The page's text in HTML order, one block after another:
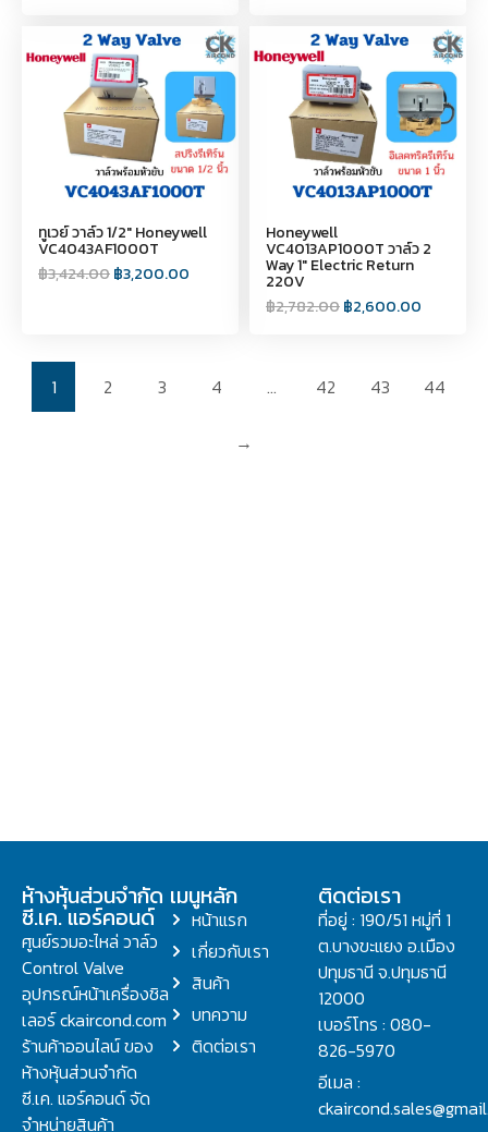
ทูเวย์ วาล์ว 1/2" Honeywell
VC4043AF1000T
฿3,424.00฿3,200.00
Honeywell
VC4013AP1000T วาล์ว 2
Way 1" Electric Return
220V
฿2,782.00฿2,600.00
1 2 3 4 … 42 43 44
→
ห้างหุ้นส่วนจำกัด
ซี.เค. แอร์คอนด์
ศูนย์รวมอะไหล่ วาล์ว
Control Valve
อุปกรณ์หน้าเครื่องชิล
เลอร์ ckaircond.com
ร้านค้าออนไลน์ ของ
ห้างหุ้นส่วนจำกัด
ซี.เค. แอร์คอนด์ จัด
จำหน่ายสินค้า
เมนูหลัก
หน้าแรก
เกี่ยวกับเรา
สินค้า
บทความ
ติดต่อเรา
ติดต่อเรา
ที่อยู่ : 190/51 หมู่ที่ 1
ต.บางขะแยง อ.เมือง
ปทุมธานี จ.ปทุมธานี
12000
เบอร์โทร : 080-
826-5970
อีเมล :